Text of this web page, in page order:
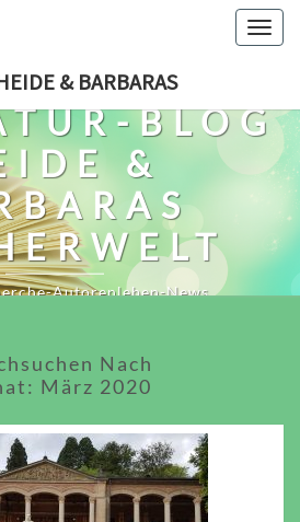
& BARBARAS
BLOG
&
Autorenleben-News
Nach
März 2020